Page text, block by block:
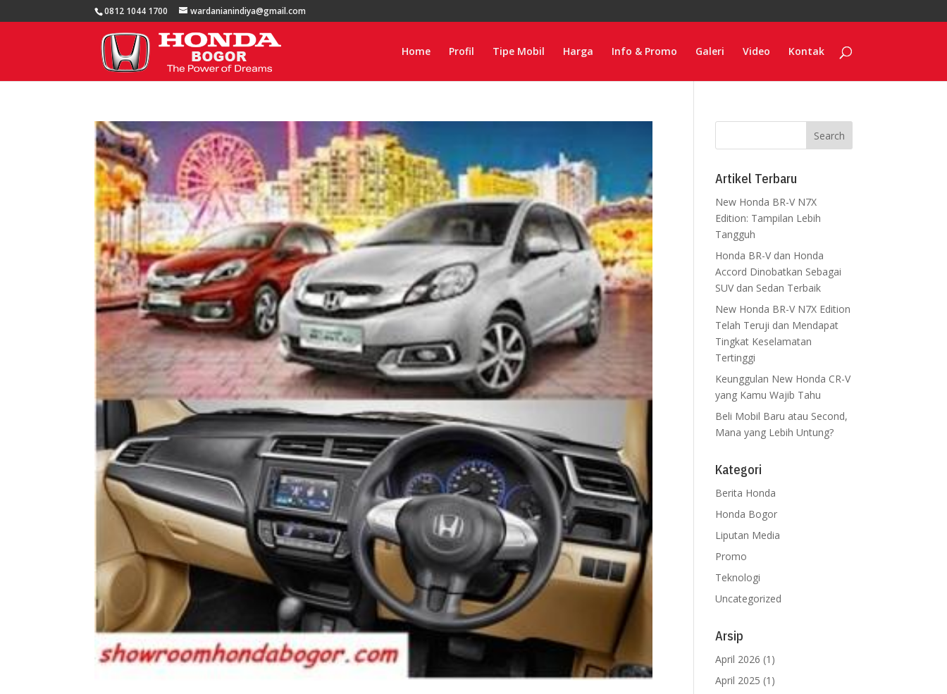
0812 1044 1700 wardanianindiya@gmail.com
Home Profil Tipe Mobil Harga Info & Promo Galeri Video Kontak
Artikel Terbaru
New Honda BR-V N7X
Edition: Tampilan Lebih
Tangguh
Honda BR-V dan Honda
Accord Dinobatkan Sebagai
SUV dan Sedan Terbaik
New Honda BR-V N7X Edition
Telah Teruji dan Mendapat
Tingkat Keselamatan
Tertinggi
Keunggulan New Honda CR-V
yang Kamu Wajib Tahu
Beli Mobil Baru atau Second,
Mana yang Lebih Untung?
Kategori
Berita Honda
Honda Bogor
Liputan Media
Promo
Teknologi
Uncategorized
Arsip
April 2026 (1)
April 2025 (1)